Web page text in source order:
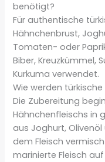
benötigt?
Für authentische
Hähnchenbrust,
Tomaten- oder
Biber, Kreuzkümmel,
Kurkuma verwendet.
Wie werden
Die Zubereitung
Hähnchenfleischs in
aus Joghurt,
dem Fleisch
marinierte Fleisch